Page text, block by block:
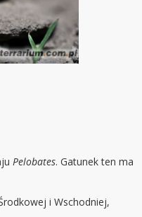
Pelobates. Gatunek ten ma
i Wschodniej,